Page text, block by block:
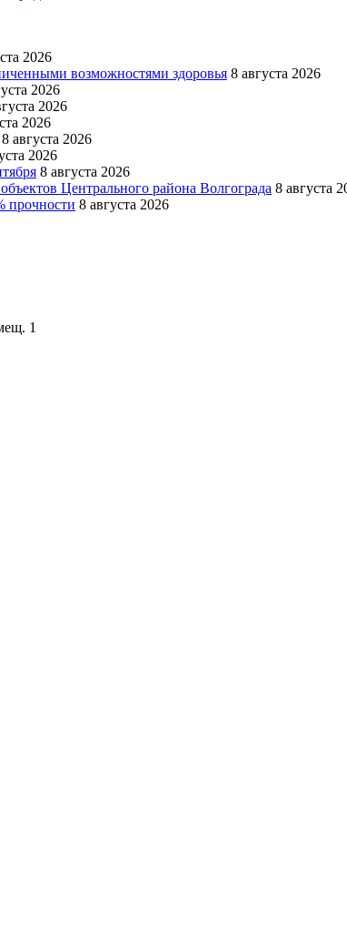
2026
возможностями здоровья 8 августа 2026
2026
2026
2026
8 августа 2026
2026
8 августа 2026
Центрального района Волгограда 8 августа
прочности 8 августа 2026
1